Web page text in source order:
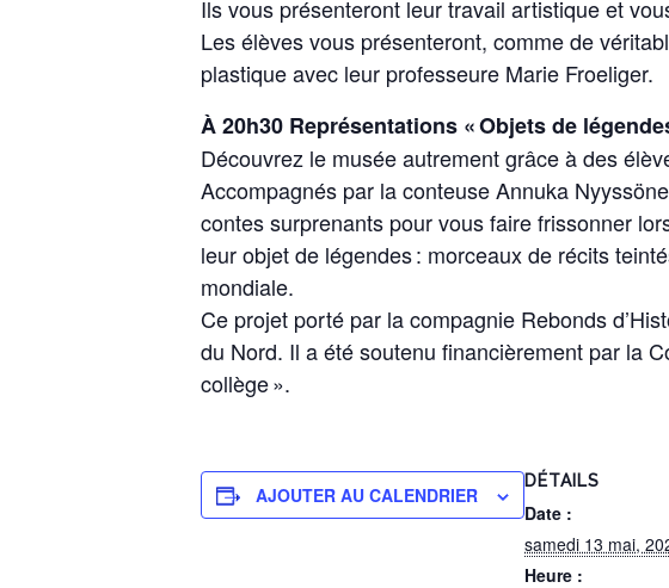
Ils vous présenteront leur travail artistique et
Les élèves vous présenteront, comme de
plastique avec leur professeure Marie Froeliger.
À 20h30 Représentations « Objets de
Découvrez le musée autrement grâce à des
Accompagnés par la conteuse Annuka
contes surprenants pour vous faire frissonner
leur objet de légendes : morceaux de récits
mondiale.
Ce projet porté par la compagnie Rebonds
du Nord. Il a été soutenu financièrement par la
collège ».
AJOUTER AU CALENDRIER
DÉTAILS
Date :
samedi 13 mai,
Heure :